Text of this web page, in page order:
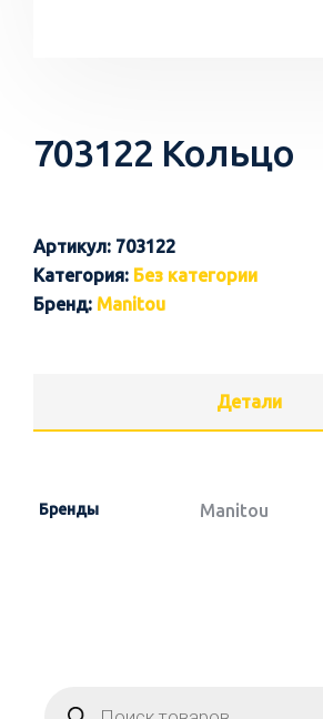
703122 Кольцо
Артикул: 703122
Категория: Без категории
Бренд: Manitou
Детали
Бренды Manitou